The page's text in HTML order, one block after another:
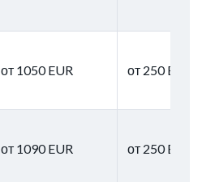
от 1050 EUR от 250 EUR
от 1090 EUR от 250 EUR